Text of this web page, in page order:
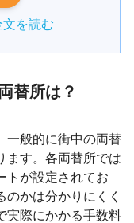
を読む
替所は？
一般的に街中の両替
ます。各両替所では
トが設定されてお
かは分かりにくく
実際にかかる手数料